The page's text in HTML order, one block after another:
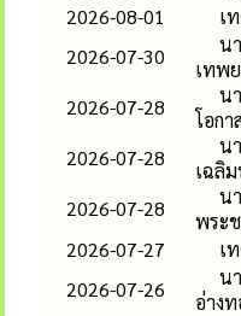
2026-08-01
เ
2026-07-30
น
เทพ
2026-07-28
น
โอก
2026-07-28
น
เฉลิ
2026-07-28
น
พระ
2026-07-27
เ
2026-07-26
น
อ่าง